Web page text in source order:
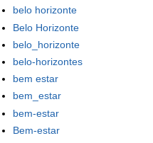
belo horizonte
Belo Horizonte
belo_horizonte
belo-horizontes
bem estar
bem_estar
bem-estar
Bem-estar